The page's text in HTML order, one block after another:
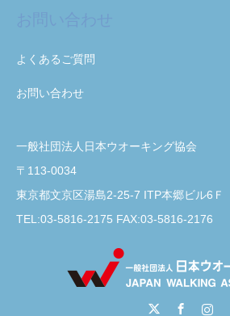
よくあるご質問
お問い合わせ
一般社団法人日本ウオーキング協会
〒113-0034
東京都文京区湯島2-25-7 ITP本郷ビル6Ｆ
TEL:03-5816-2175 FAX:03-5816-2176